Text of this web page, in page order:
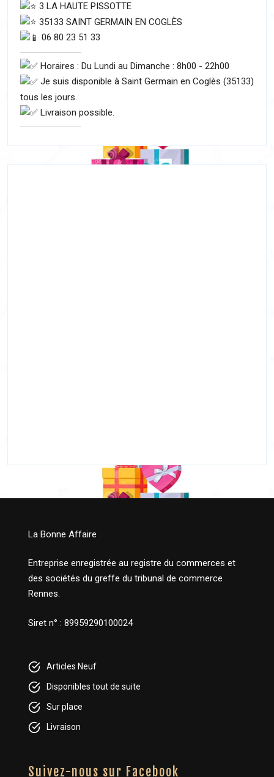
3 LA HAUTE PISSOTTE
35133 SAINT GERMAIN EN COGLÈS
06 80 23 51 33
Horaires : Du Lundi au Dimanche : 8h00 - 22h00
Je suis disponible à Saint Germain en Coglès (35133)
tous les jours.
Livraison possible.
La Bonne Affaire
Entreprise enregistrée au registre du commerces et
des sociétés du greffe du tribunal de commerce
Rennes.
Siret n° : 89959290100024
Articles Neuf
Disponibles tout de suite
Sur place
Livraison
Suivez-nous sur Facebook